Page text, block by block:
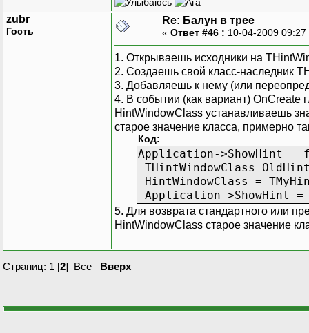
zubr
Гость
Re: Балун в трее
« Ответ #46 : 10-04-2009
1. Открываешь исходники на
2. Создаешь свой класс-наследник
3. Добавляешь к нему (или
4. В событии (как вариант)
HintWindowClass устанавливаешь
старое значение класса, примерно
Код:
Application->ShowHint =
THintWindowClass
HintWindowClass =
Application->ShowHint
5. Для возврата стандартного или
HintWindowClass старое значение
Страниц: 1 [2] Все Вверх